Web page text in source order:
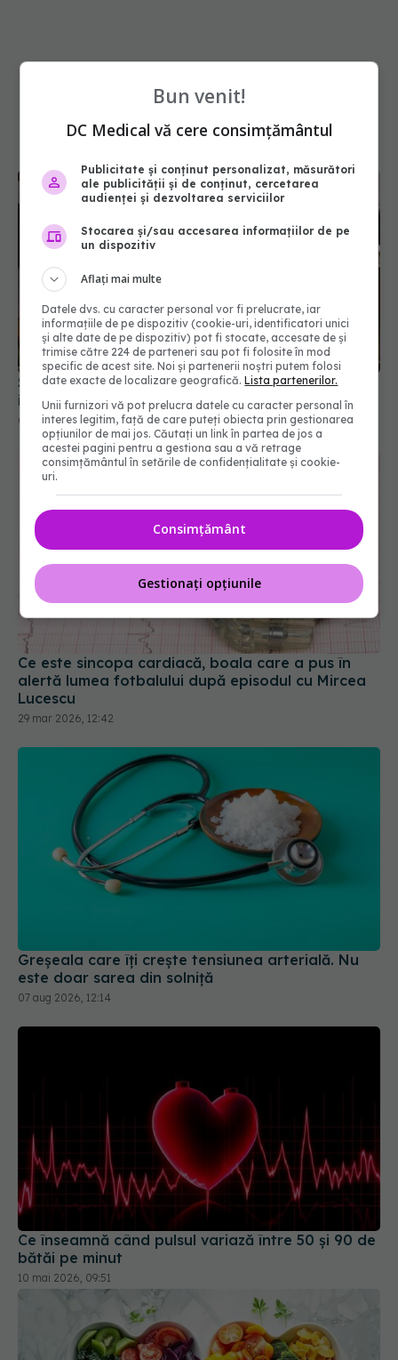
Sindromul inimii frânte, boala care mimează un
infarct
03 mar 2026, 09:30
Ce este sincopa cardiacă, boala care a pus în
alertă lumea fotbalului după episodul cu Mircea
29 mar 2026, 12:42
Greșeala care îți crește tensiunea arterială. Nu
Ce înseamnă când pulsul variază între 50 și 90 de
bătăi pe minut
10 mai 2026, 09:51
Bun venit!
DC Medical vă cere consimțământul
Publicitate și conținut personalizat, măsurători
ale publicității și de conținut, cercetarea
audienței și dezvoltarea serviciilor
Stocarea și/sau accesarea informațiilor de pe
un dispozitiv
Aflați mai multe
Datele dvs. cu caracter personal vor fi prelucrate, iar
informațiile de pe dispozitiv (cookie-uri, identificatori unici
și alte date de pe dispozitiv) pot fi stocate, accesate de și
trimise către 224 de parteneri sau pot fi folosite în mod
specific de acest site. Noi și partenerii noștri putem folosi
date exacte de localizare geografică.Lista partenerilor.
Unii furnizori vă pot prelucra datele cu caracter personal în
interes legitim, față de care puteți obiecta prin gestionarea
opțiunilor de mai jos. Căutați un link în partea de jos a
acestei pagini pentru a gestiona sau a vă retrage
consimțământul în setările de confidențialitate și cookie-
uri.
Consimțământ
Gestionați opțiunile